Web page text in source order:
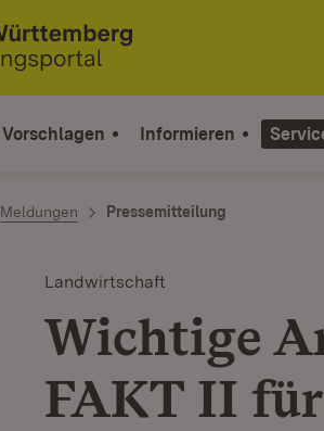
Vorschlagen Informieren
Meldungen Pressemitteilung
Landwirtschaft
Wichtige
FAKT II